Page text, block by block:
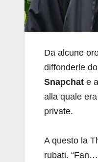
Da alcune
diffonderle
Snapchat e
alla quale
private.
A questo la
rubati.